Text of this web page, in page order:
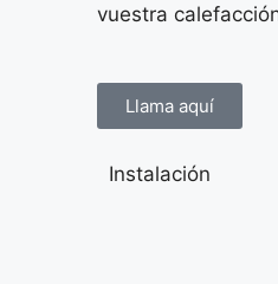
vuestra
Llama aquí
Instalación